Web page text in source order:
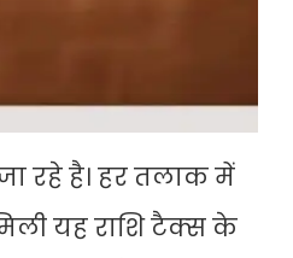
रहे है। हर तलाक में
यह राशि टैक्‍स के